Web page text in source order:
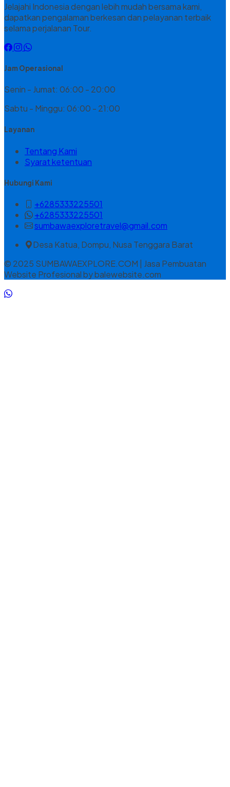
Jelajahi Indonesia dengan lebih mudah bersama kami,
dapatkan pengalaman berkesan dan pelayanan terbaik
selama perjalanan Tour.
Jam Operasional
Senin - Jumat: 06:00 - 20:00
Sabtu - Minggu: 06:00 - 21:00
Layanan
Tentang Kami
Syarat ketentuan
Hubungi Kami
+6285333225501
+6285333225501
sumbawaexploretravel@gmail.com
Desa Katua, Dompu, Nusa Tenggara Barat
© 2025 SUMBAWAEXPLORE.COM | Jasa Pembuatan
Website Profesional by balewebsite.com